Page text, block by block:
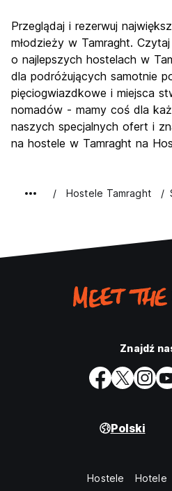
Przeglądaj i rezerwuj
młodzieży w Tamraght.
o najlepszych hostelach w
dla podróżujących samotnie
pięciogwiazdkowe i miejsca
nomadów - mamy coś dla
naszych specjalnych ofert i
na hostele w Tamraght na
Hostele Tamraght
Znajdź
Polski
Hostele Hotele